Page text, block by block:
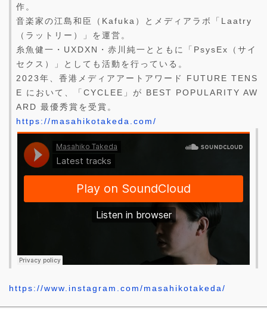
作。
音楽家の江島和臣（Kafuka）とメディアラボ「Laatry
（ラットリー）」を運営。
糸魚健一・UXDXN・赤川純一とともに「PsysEx（サイ
セクス）」としても活動を行っている。
2023年、香港メディアアートアワード FUTURE TENS
E において、「CYCLEE」が BEST POPULARITY AW
ARD 最優秀賞を受賞。
https://masahikotakeda.com/
https://www.instagram.com/masahikotakeda/